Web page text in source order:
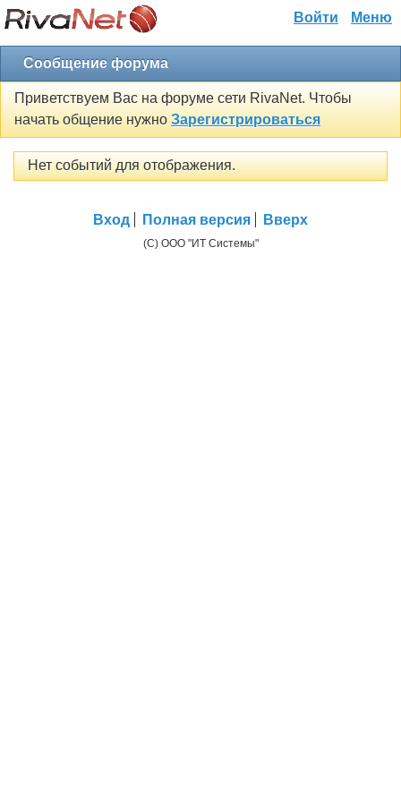
Войти Меню
Сообщение форума
Приветствуем Вас на форуме сети RivaNet. Чтобы
начать общение нужно Зарегистрироваться
Нет событий для отображения.
Вход Полная версия Вверх
(C) ООО "ИТ Системы"